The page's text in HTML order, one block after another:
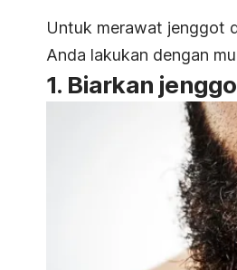
Untuk merawat jenggot
Anda lakukan dengan
1. Biarkan